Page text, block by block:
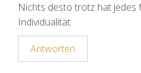
Nichts desto trotz hat jedes
Individualität
Antworten